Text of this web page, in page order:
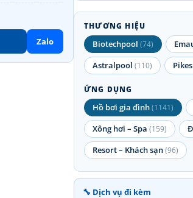
Zalo
THƯƠNG HIỆU
Biotechpool (74)
Astralpool (110) Pikes
ỨNG DỤNG
Hồ bơi gia đình(1141)
Xông hơi – Spa (159)
Resort – Khách sạn(96)
🔧 Dịch vụ đi kèm